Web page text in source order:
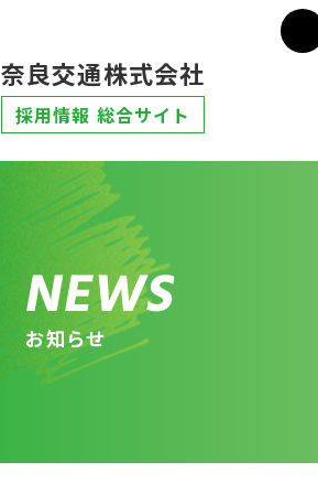
奈良交通株式会社
採用情報 総合サイト
NEWS
お知らせ